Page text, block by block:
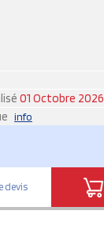
01 Octobre 2026
info
devis